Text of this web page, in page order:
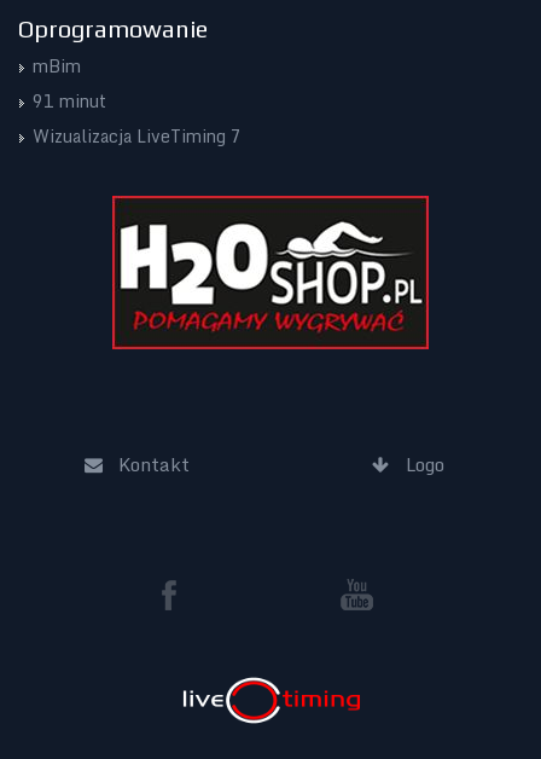
Oprogramowanie
mBim
91 minut
Wizualizacja LiveTiming 7
Kontakt Logo